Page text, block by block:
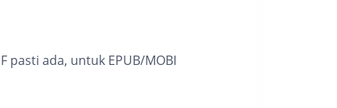
pasti ada, untuk EPUB/MOBI